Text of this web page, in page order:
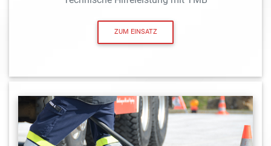
ZUM EINSATZ